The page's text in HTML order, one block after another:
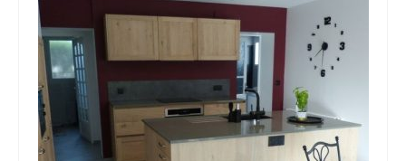
Nos showrooms
Nos partenaires
Zecchinon
Ronda Design